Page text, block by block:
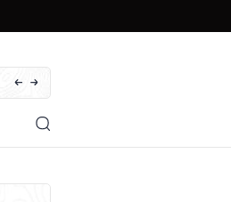
Cara Membersihkan Kipas Blower AC,